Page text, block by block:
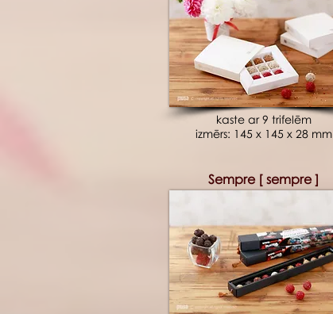
kaste ar 9 trifelēm
izmērs: 145 x 145 x 28 mm
Sempre [ sempre ]